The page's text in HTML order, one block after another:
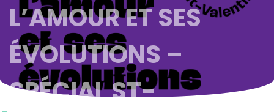
L’AMOUR ET SES
ÉVOLUTIONS –
SPÉCIAL ST-